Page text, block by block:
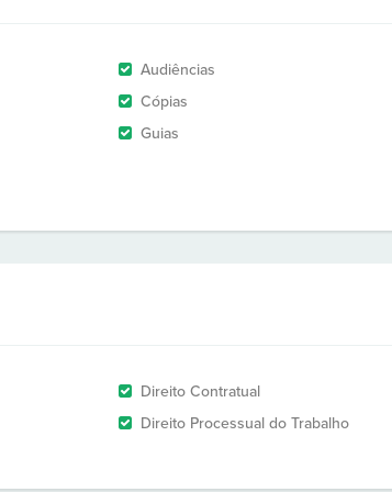
Audiências
Cópias
Guias
Direito Contratual
Direito Processual do Trabalho